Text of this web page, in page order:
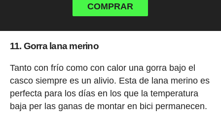
COMPRAR
11. Gorra lana merino
Tanto con frío como con calor una gorra bajo el
casco siempre es un alivio. Esta de lana merino es
perfecta para los días en los que la temperatura
baja per las ganas de montar en bici permanecen.